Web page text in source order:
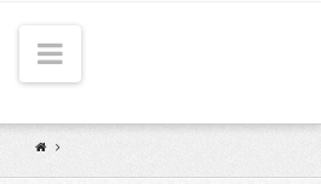
Navigation